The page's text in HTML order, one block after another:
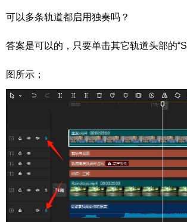
可以多条轨道都启用独奏吗？
答案是可以的，只要单击其它轨道头部的
图所示；